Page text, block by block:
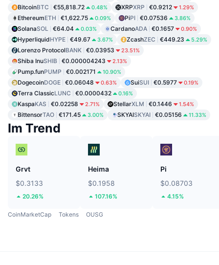
BitcoinBTC €55,818.72 0.48% XRPXRP €0.9212 1.29%
EthereumETH €1,622.75 0.09% PiPI €0.07536 3.86%
SolanaSOL €64.04 0.03% CardanoADA €0.1657 0.90%
HyperliquidHYPE €49.67 3.67% ZcashZEC €449.23 5.29%
Lorenzo ProtocolBANK €0.03953 23.51%
Shiba InuSHIB €0.000004243 2.13%
Pump.funPUMP €0.002171 10.90%
DogecoinDOGE €0.06048 0.63% SuiSUI €0.5977 0.19%
Terra ClassicLUNC €0.0000432 0.16%
KaspaKAS €0.02258 2.71% StellarXLM €0.1446 1.54%
BittensorTAO €171.45 3.00% SKYAISKYAI €0.05156 11.33%
Im Trend
Grvt
$0.3133
20.26%
Heima
$0.1958
107.16%
Pi
$0.08703
4.15%
CoinMarketCap Tokens OUSG